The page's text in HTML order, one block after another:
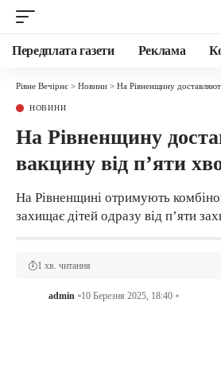
Передплата газети Реклама
Рівне Вечірнє > Новини > На Рівненщину
НОВИНИ
На Рівненщину
вакцину від п’яти
На Рівненщині отримують
захищає дітей одразу від п’яти
admin 10 Березня 2025, 18:40
1 хв. читання